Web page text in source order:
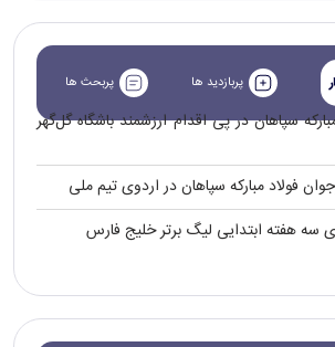
پربازدید ها پربحث ها
سپاهان در پی اقدام ارزشمند باشگاه گل‌گهر
فولاد مبارکه سپاهان در اردوی تیم ملی
سه هفته ابتدایی لیگ برتر خلیج فارس